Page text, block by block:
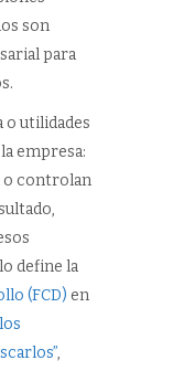
son
para
o utilidades
empresa:
o controlan
define la
(FCD) en
,